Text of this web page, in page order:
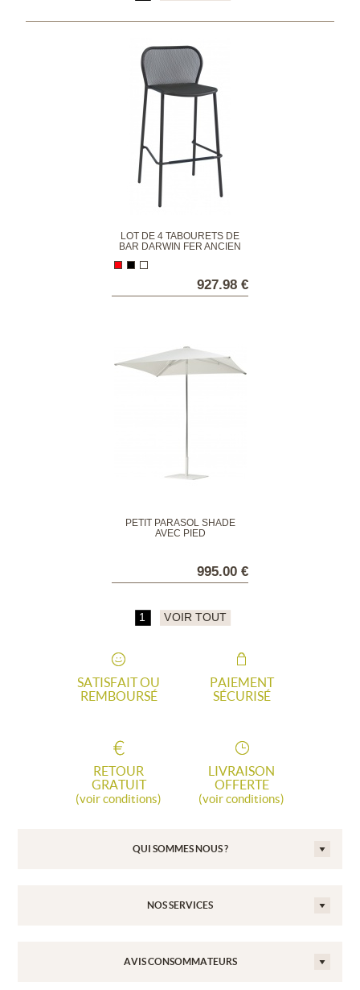
LOT DE 4 TABOURETS DE
BAR DARWIN FER ANCIEN
927.98 €
PETIT PARASOL SHADE
AVEC PIED
995.00 €
1 VOIR TOUT
SATISFAIT OU
REMBOURSÉ
PAIEMENT
SÉCURISÉ
RETOUR
GRATUIT
(voir conditions)
LIVRAISON
OFFERTE
(voir conditions)
QUI SOMMES NOUS ?
NOS SERVICES
AVIS CONSOMMATEURS